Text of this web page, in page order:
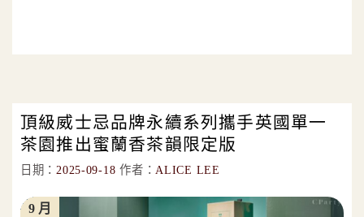
頂級威士忌品牌永續系列攜手英國單一
茶園推出蜜蘭香茶韻限定版
日期： 2025-09-18 作者： ALICE LEE
9 月